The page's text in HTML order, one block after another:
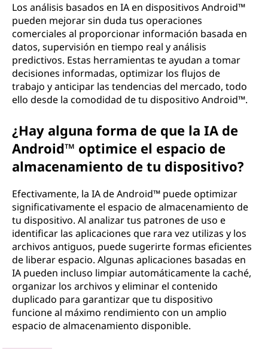
Los análisis basados en IA en dispositivos Android™
pueden mejorar sin duda tus operaciones
comerciales al proporcionar información basada en
datos, supervisión en tiempo real y análisis
predictivos. Estas herramientas te ayudan a tomar
decisiones informadas, optimizar los flujos de
trabajo y anticipar las tendencias del mercado, todo
ello desde la comodidad de tu dispositivo Android™.
¿Hay alguna forma de que la IA de
Android™ optimice el espacio de
almacenamiento de tu dispositivo?
Efectivamente, la IA de Android™ puede optimizar
significativamente el espacio de almacenamiento de
tu dispositivo. Al analizar tus patrones de uso e
identificar las aplicaciones que rara vez utilizas y los
archivos antiguos, puede sugerirte formas eficientes
de liberar espacio. Algunas aplicaciones basadas en
IA pueden incluso limpiar automáticamente la caché,
organizar los archivos y eliminar el contenido
duplicado para garantizar que tu dispositivo
funcione al máximo rendimiento con un amplio
espacio de almacenamiento disponible.